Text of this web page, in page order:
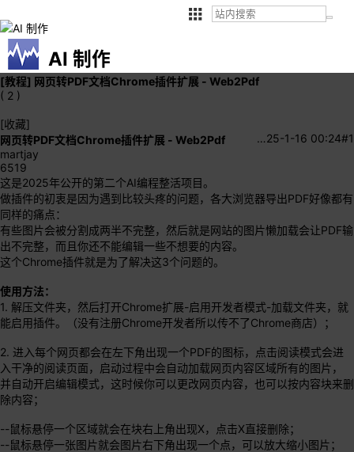
AI 制作
[教程] 网页转PDF文档Chrome插件扩展 - Web2Pdf
( 2 )
[收藏]
#1
25-1-16 00:24
…
网页转PDF文档Chrome插件扩展 - Web2Pdf
martjay
6519
这是2025年公开的第二个AI编程整活项目。
做插件的初衷是因为遇到比较头疼的问题，各大浏览器导出PDF好像都有
同样的痛点：
有些图片会被分割成两半不完整，然后就是网站的图片懒加载会让PDF输
出不完整，而且你还不能编辑一些不想要的内容。
这个Chrome插件就是为了解决这3个问题的。
使用方法：
1. 解压文件夹，然后打开Chrome扩展-启用开发者模式-加载文件夹，就
能启用插件。（没有注册Chrome开发者所以传不了Chrome商店）；
2. 进入每个网页都会在左下角出现一个PDF的图标，点击阅读模式会进
入干净的阅读页面，启动过程中会自动加载网页内容区域所有的图片，
并自动开启编辑模式，这时候你可以更改网页内容，也可以按内容块来删
除内容；
--鼠标悬停一个区域就会在块右上角出现X，点击X直接删除；
--鼠标悬停一张图片就会图片右下角出现一个点，可以放大缩小图片；